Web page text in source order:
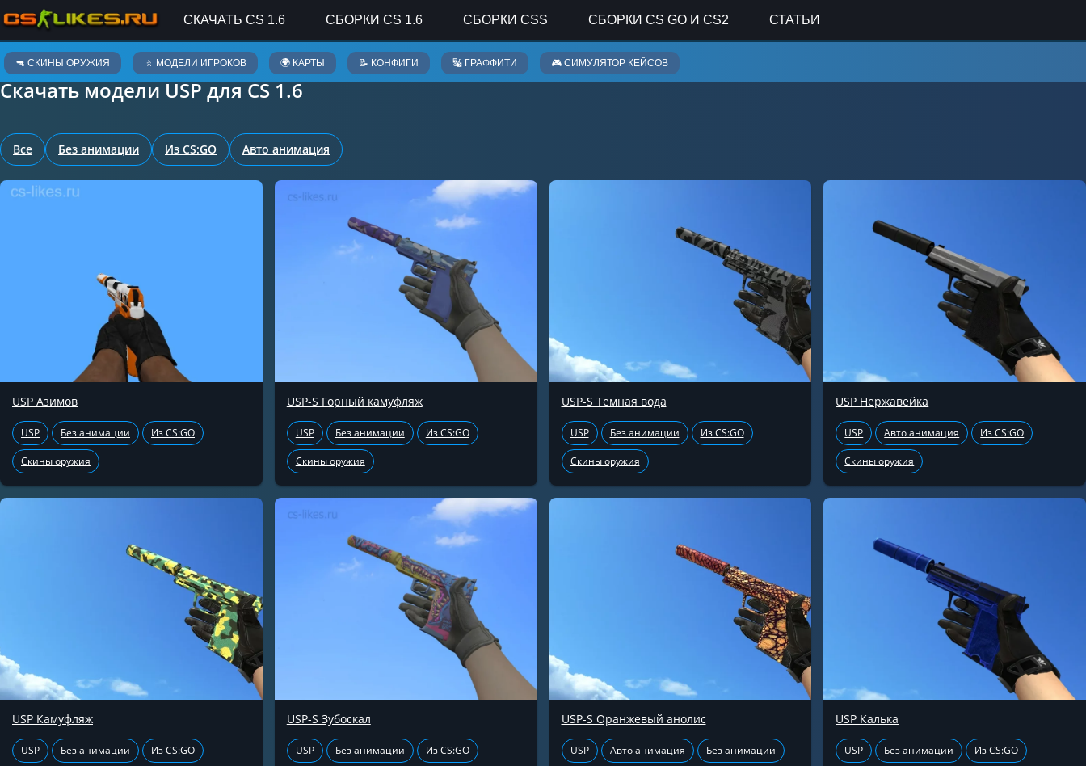
СКАЧАТЬ CS 1.6 СБОРКИ CS 1.6 СБОРКИ CSS СБОРКИ CS GO И CS2 СТАТЬИ
🔫 СКИНЫ ОРУЖИЯ 🚶 МОДЕЛИ ИГРОКОВ 🌍 КАРТЫ 📝 КОНФИГИ 🔣 ГРАФФИТИ 🎮 СИМУЛЯТОР КЕЙСОВ
Скины оружия
Скачать модели USP для CS 1.6
Все Без анимации Из CS:GO Авто анимация
USP Азимов
USP Без анимации Из CS:GO
Скины оружия
USP-S Горный камуфляж
USP Без анимации Из CS:GO
Скины оружия
USP-S Темная вода
USP Без анимации Из CS:GO
Скины оружия
USP Нержавейка
USP Авто анимация Из CS:GO
Скины оружия
USP Камуфляж
USP Без анимации Из CS:GO
USP-S Зубоскал
USP Без анимации Из CS:GO
USP-S Оранжевый анолис
USP Авто анимация Без анимации
USP Калька
USP Без анимации Из CS:GO